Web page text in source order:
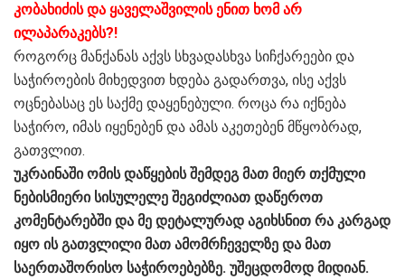
კობახიძის და ყაველაშვილის ენით ხომ არ
ილაპარაკებს?!
როგორც მანქანას აქვს სხვადასხვა სიჩქარეები და
საჭიროების მიხედვით ხდება გადართვა, ისე აქვს
ოცნებასაც ეს საქმე დაყენებული. როცა რა იქნება
საჭირო, იმას იყენებენ და ამას აკეთებენ მწყობრად,
გათვლით.
უკრაინაში ომის დაწყების შემდეგ მათ მიერ თქმული
ნებისმიერი სისულელე შეგიძლიათ დაწეროთ
კომენტარებში და მე დეტალურად აგიხსნით რა კარგად
იყო ის გათვლილი მათ ამომრჩეველზე და მათ
საერთაშორისო საჭიროებებზე. უშეცდომოდ მიდიან.